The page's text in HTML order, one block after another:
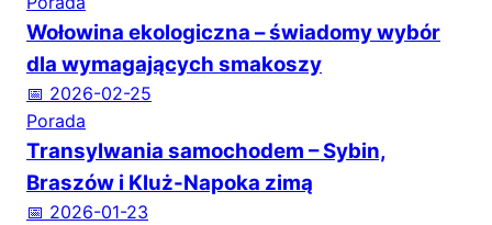
Wołowina ekologiczna – świadomy wybór
dla wymagających smakoszy
📅 2026-02-25
Porada
Transylwania samochodem – Sybin,
Braszów i Kluż-Napoka zimą
📅 2026-01-23